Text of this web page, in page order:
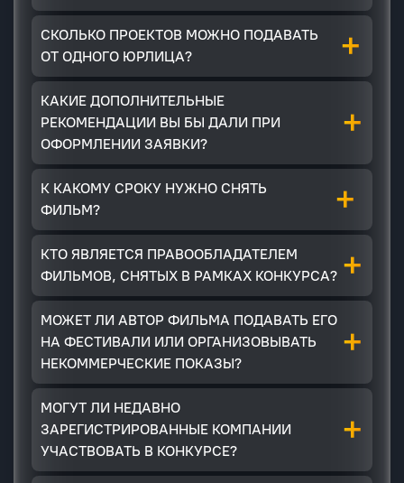
СКОЛЬКО ПРОЕКТОВ МОЖНО ПОДАВАТЬ
ОТ ОДНОГО ЮРЛИЦА?
+
КАКИЕ ДОПОЛНИТЕЛЬНЫЕ
РЕКОМЕНДАЦИИ ВЫ БЫ ДАЛИ ПРИ
ОФОРМЛЕНИИ ЗАЯВКИ?
+
К КАКОМУ СРОКУ НУЖНО СНЯТЬ
ФИЛЬМ?
+
КТО ЯВЛЯЕТСЯ ПРАВООБЛАДАТЕЛЕМ
ФИЛЬМОВ, СНЯТЫХ В РАМКАХ КОНКУРСА? +
МОЖЕТ ЛИ АВТОР ФИЛЬМА ПОДАВАТЬ ЕГО
НА ФЕСТИВАЛИ ИЛИ ОРГАНИЗОВЫВАТЬ
НЕКОММЕРЧЕСКИЕ ПОКАЗЫ?
+
МОГУТ ЛИ НЕДАВНО
ЗАРЕГИСТРИРОВАННЫЕ КОМПАНИИ
УЧАСТВОВАТЬ В КОНКУРСЕ?
+